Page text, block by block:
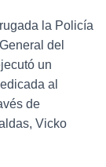
la Policía
del
un
al
de
Vicko